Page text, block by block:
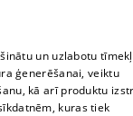
bijušo sievu
un uzlabotu
ģenerēšanai, veiktu
kā arī produktu
kuras tiek